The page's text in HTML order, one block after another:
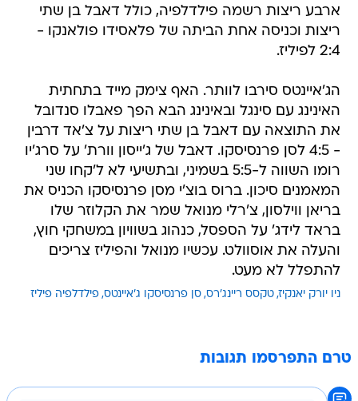
ארבע ריצות רשמה פילדלפיה, כולל דאבל בן שתי
ריצות וכניסה אחת הביתה של פלאסידו פולאנקו -
2:4 לפיליז.
הג'איינטס סירבו לוותר. האף צימק מייד בתחתית
האינינג עם סינגל ובאינינג הבא הפך פאבלו סנדובל
את התוצאה עם דאבל בן שתי ריצות על צ'אד דרבין
- 4:5 לסן פרנסיסקו. דאבל של ג'ייסון וורת' על סרג'יו
רומו השווה ל-5:5 בשמיני, ובתשיעי לא ל'קחו שני
המאמנים סיכון. ברוס בוצ'י מסן פרנסיסקו הכניס את
בריאן ווילסון, צ'רלי מנואל שמר את הקלוזר שלו
בראד לידג' על הספסל, כנהוג בשוויון במשחקי חוץ,
והעלה את אוסוולט. עכשיו מנואל והפיליז צריכים
להתפלל לא מעט.
ניו יורק יאנקיז טקסס ריינג'רס סן פרנסיסקו ג'איינטס פילדלפיה פיליז
טרם התפרסמו תגובות